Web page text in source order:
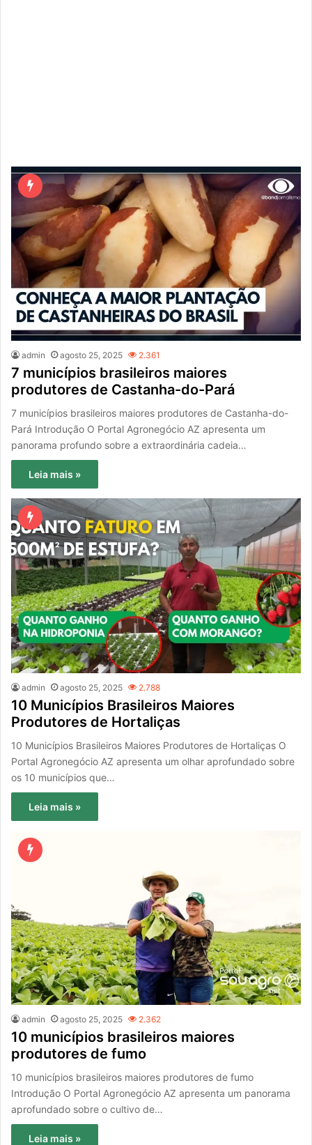
admin agosto 25, 2025 2.361
7 municípios brasileiros maiores
produtores de Castanha-do-Pará
7 municípios brasileiros maiores produtores de Castanha-do-
Pará Introdução O Portal Agronegócio AZ apresenta um
panorama profundo sobre a extraordinária cadeia…
Leia mais »
admin agosto 25, 2025 2.788
10 Municípios Brasileiros Maiores
Produtores de Hortaliças
10 Municípios Brasileiros Maiores Produtores de Hortaliças O
Portal Agronegócio AZ apresenta um olhar aprofundado sobre
os 10 municípios que…
Leia mais »
admin agosto 25, 2025 2.362
10 municípios brasileiros maiores
produtores de fumo
10 municípios brasileiros maiores produtores de fumo
Introdução O Portal Agronegócio AZ apresenta um panorama
aprofundado sobre o cultivo de…
Leia mais »